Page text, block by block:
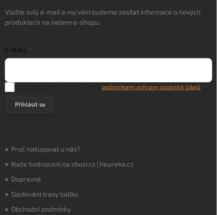
Vložte svůj e-mail a my vám budeme zasílat informace o nových
produktech na našem e-shopu.
E-MAIL
podmínkami ochrany osobních údajů
Přihlásit se
> Proč nakupovat u nás?
> Naše hodnocení na zbozi.cz | heureka.cz
> Dopravné
> Sledování trasy balíku
> Obchodní podmínky